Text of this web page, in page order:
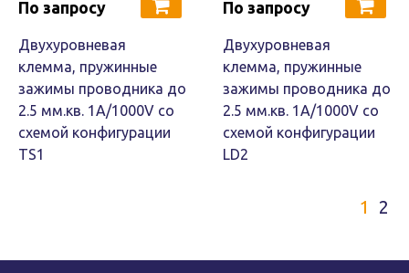
По запросу
Двухуровневая
клемма, пружинные
зажимы проводника до
2.5 мм.кв. 1A/1000V со
схемой конфигурации
TS1
По запросу
Двухуровневая
клемма, пружинные
зажимы проводника до
2.5 мм.кв. 1A/1000V со
схемой конфигурации
LD2
1 2